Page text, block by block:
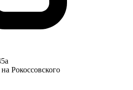
Рокоссовского